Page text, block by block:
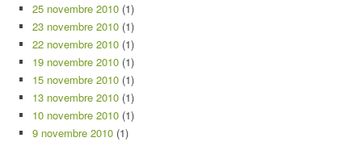
25 novembre 2010 (1)
23 novembre 2010 (1)
22 novembre 2010 (1)
19 novembre 2010 (1)
15 novembre 2010 (1)
13 novembre 2010 (1)
10 novembre 2010 (1)
9 novembre 2010 (1)